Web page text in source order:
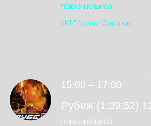
ПОКАЗ ФИЛЬМОВ
ККТ "Космос" Синий зал
15:00 – 17:00
Рубеж (1:39:52)
ПОКАЗ ФИЛЬМОВ